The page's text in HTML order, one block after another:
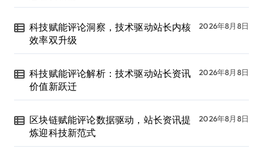
科技赋能评论洞察，技术驱动站长内核
效率双升级
2026年8月8日
科技赋能评论解析：技术驱动站长资讯
价值新跃迁
2026年8月8日
区块链赋能评论数据驱动，站长资讯提
炼迎科技新范式
2026年8月8日